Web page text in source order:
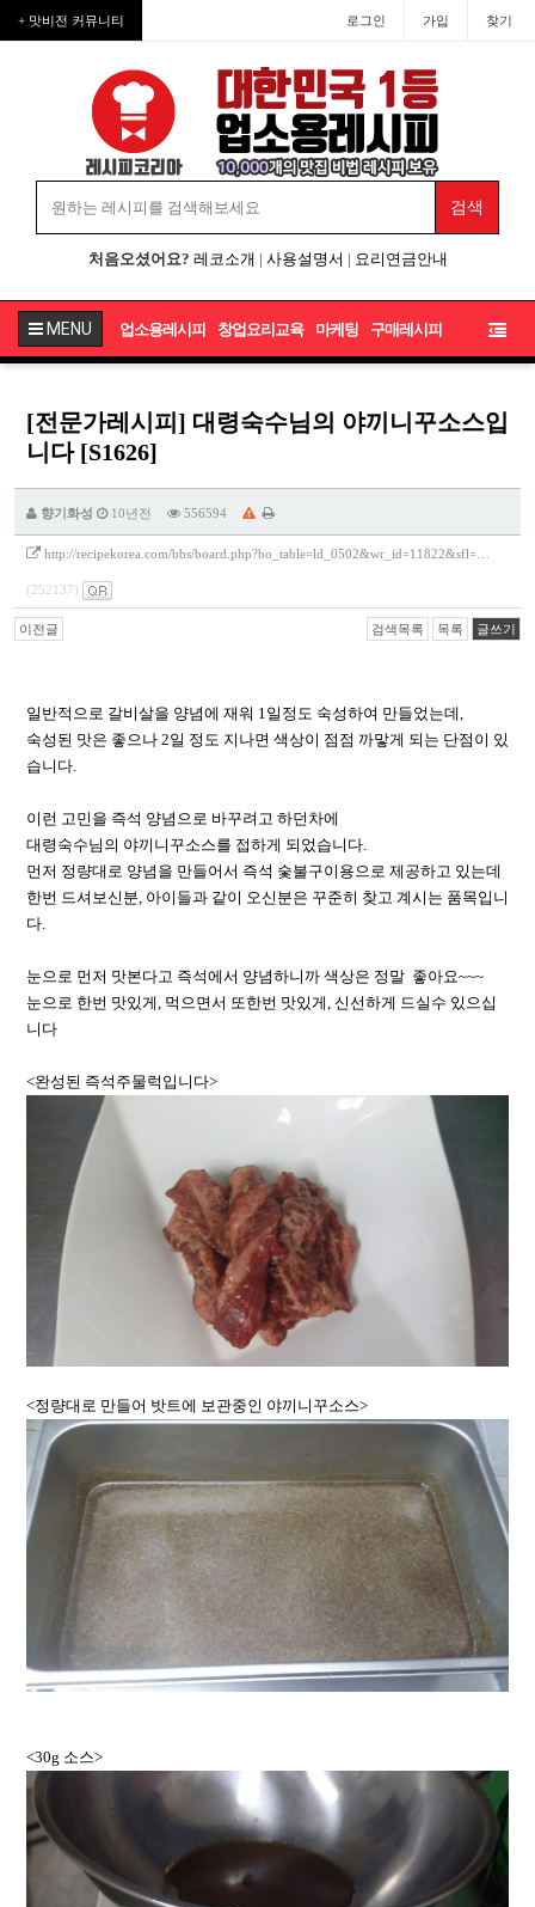
+ 맛비전 커뮤니티 로그인 가입 찾기
처음오셨어요? 레코소개 | 사용설명서 | 요리연금안내
MENU 업소용레시피 창업요리교육 마케팅 구매레시피
[전문가레시피] 대령숙수님의 야끼니꾸소스입
니다 [S1626]
향기화성 10년전 556594
http://recipekorea.com/bbs/board.php?bo_table=ld_0502&wr_id=11822&sfl=…
(252137)
이전글 검색목록 목록 글쓰기
일반적으로 갈비살을 양념에 재워 1일정도 숙성하여 만들었는데,
숙성된 맛은 좋으나 2일 정도 지나면 색상이 점점 까맣게 되는 단점이 있
습니다.
이런 고민을 즉석 양념으로 바꾸려고 하던차에
대령숙수님의 야끼니꾸소스를 접하게 되었습니다.
먼저 정량대로 양념을 만들어서 즉석 숯불구이용으로 제공하고 있는데
한번 드셔보신분, 아이들과 같이 오신분은 꾸준히 찾고 계시는 품목입니
다.
눈으로 먼저 맛본다고 즉석에서 양념하니까 색상은 정말 좋아요~~~
눈으로 한번 맛있게, 먹으면서 또한번 맛있게, 신선하게 드실수 있으십
니다
<완성된 즉석주물럭입니다>
<정량대로 만들어 밧트에 보관중인 야끼니꾸소스>
<30g 소스>